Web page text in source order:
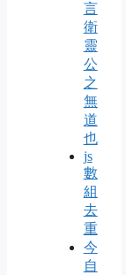
言
衛
靈
公
之
無
道
也
js
數
組
去
重
今
自